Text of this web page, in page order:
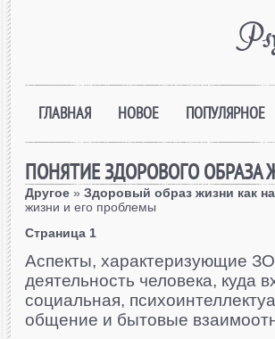
ГЛАВНАЯ НОВОЕ ПОПУЛЯРНОЕ
ПОНЯТИЕ ЗДОРОВОГО
Другое » Здоровый образ жизни как
жизни и его проблемы
Страница 1
Аспекты, характеризующие
деятельность человека, куда
социальная,
общение и бытовые